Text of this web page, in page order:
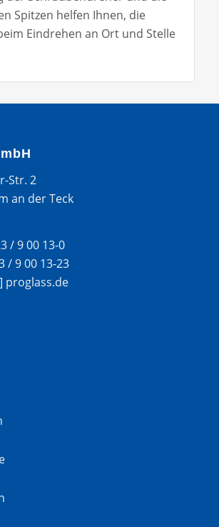
Spitzen helfen Ihnen, die
Eindrehen an Ort und Stelle
Str. 2
an der Teck
/ 9 00 13-0
/ 9 00 13-23
proglass.de